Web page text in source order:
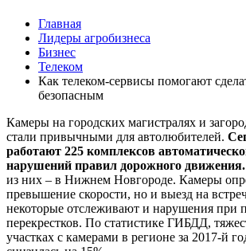
Главная
Лидеры агробизнеса
Бизнес
Телеком
Как телеком-сервисы помогают
безопасным
Камеры на городских магистралях и
стали привычными для автолюбителей.
работают 225 комплексов
нарушений правил дорожного движения.
из них – в Нижнем Новгороде. Камеры
превышение скорости, но и выезд на
некоторые отслеживают и нарушения при
перекрестков. По статистике ГИБДД,
участках с камерами в регионе за 2017-й